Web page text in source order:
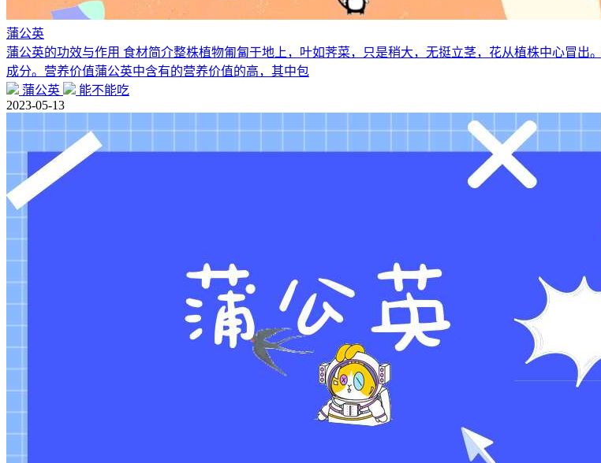
蒲公英
蒲公英的功效与作用 食材简介整株植物匍匐于地上，叶如荠菜，只是稍大，无挺立茎，花从植株中心冒
成分。营养价值蒲公英中含有的营养价值的高，其中包
蒲公英
能不能吃
2023-05-13